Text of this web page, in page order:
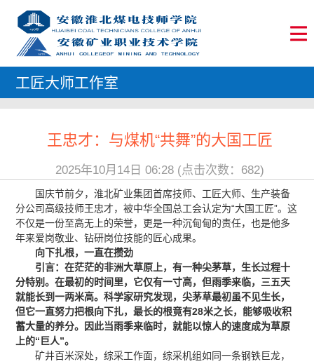
工匠大师工作室
王忠才：与煤机“共舞”的大国工匠
2025年10月14日 06:28 (点击次数： 682)
国庆节前夕，淮北矿业集团首席技师、工匠大师、生产装备
分公司高级技师王忠才，被中华全国总工会认定为“大国工匠”。这
不仅是一份至高无上的荣誉，更是一种沉甸甸的责任，也是他多
年来爱岗敬业、钻研岗位技能的匠心成果。
向下扎根，一直在攒劲
引言：在茫茫的非洲大草原上，有一种尖茅草，生长过程十
分特别。在最初的时间里，它仅有一寸高，但雨季来临，三五天
就能长到一两米高。科学家研究发现，尖茅草最初虽不见生长，
但它一直努力把根向下扎，最长的根竟有28米之长，能够吸收积
蓄大量的养分。因此当雨季来临时，就能以惊人的速度成为草原
上的“巨人”。
矿井百米深处，综采工作面，综采机组如同一条钢铁巨龙，